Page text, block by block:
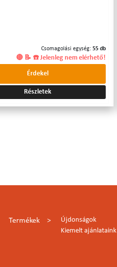
Csomagolási egység: 55 db
🔴 📝 ☎️ Jelenleg nem elérhető!
Érdekel
Részletek
Termékek
Újdonságok
Kiemelt ajánlataink